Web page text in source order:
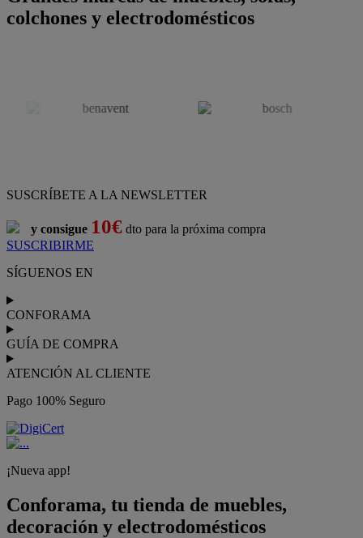
colchones y electrodomésticos
SUSCRÍBETE A LA NEWSLETTER
y consigue 10€ dto para la próxima compra
SUSCRIBIRME
SÍGUENOS EN
CONFORAMA
GUÍA DE COMPRA
ATENCIÓN AL CLIENTE
Pago 100% Seguro
¡Nueva app!
Conforama, tu tienda de muebles,
decoración y electrodomésticos